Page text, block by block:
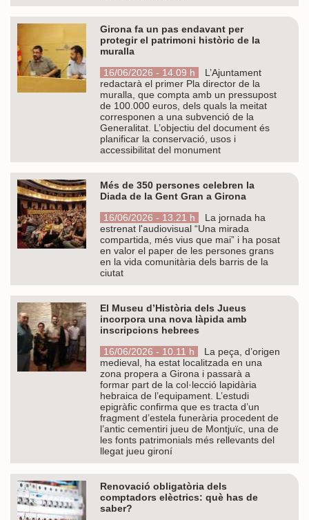
Girona fa un pas endavant per
protegir el patrimoni històric de la
muralla
16/06/2026 - 14.09 h
L’Ajuntament
redactarà el primer Pla director de la
muralla, que compta amb un pressupost
de 100.000 euros, dels quals la meitat
corresponen a una subvenció de la
Generalitat. L’objectiu del document és
planificar la conservació, usos i
accessibilitat del monument
Més de 350 persones celebren la
Diada de la Gent Gran a Girona
16/06/2026 - 13.21 h
La jornada ha
estrenat l'audiovisual “Una mirada
compartida, més vius que mai” i ha posat
en valor el paper de les persones grans
en la vida comunitària dels barris de la
ciutat
El Museu d’Història dels Jueus
incorpora una nova làpida amb
inscripcions hebrees
16/06/2026 - 10.11 h
La peça, d’origen
medieval, ha estat localitzada en una
zona propera a Girona i passarà a
formar part de la col·lecció lapidària
hebraica de l’equipament. L’estudi
epigràfic confirma que es tracta d’un
fragment d’estela funerària procedent de
l’antic cementiri jueu de Montjuïc, una de
les fonts patrimonials més rellevants del
llegat jueu gironí
Renovació obligatòria dels
comptadors elèctrics: què has de
saber?